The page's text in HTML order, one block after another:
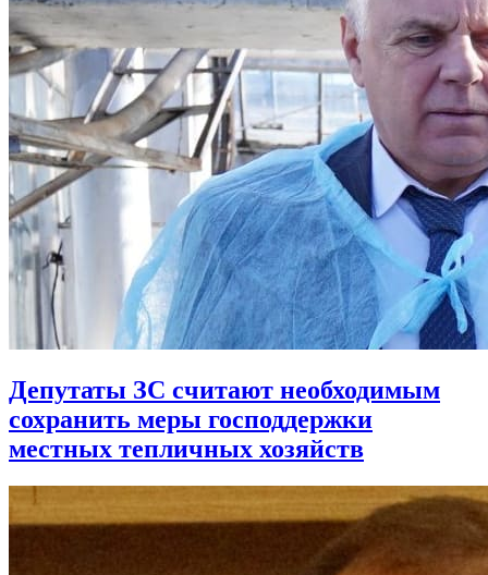
Депутаты ЗС считают необходимым
сохранить меры господдержки
местных тепличных хозяйств